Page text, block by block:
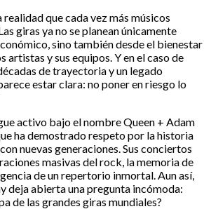
que cada vez más músicos
giras ya no se planean únicamente
sino también desde el bienestar
artistas y sus equipos. Y en el caso de
de trayectoria y un legado
estar clara: no poner en riesgo lo
activo bajo el nombre Queen + Adam
ha demostrado respeto por la historia
nuevas generaciones. Sus conciertos
masivas del rock, la memoria de
de un repertorio inmortal. Aun así,
deja abierta una pregunta incómoda:
de las grandes giras mundiales?